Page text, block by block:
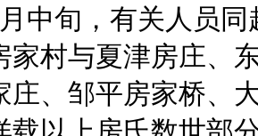
中旬，有关人员
家村与夏津房庄、
庄、邹平房家桥、